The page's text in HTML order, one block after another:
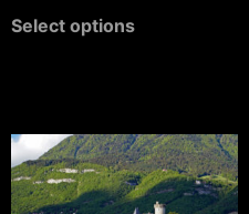
Select options